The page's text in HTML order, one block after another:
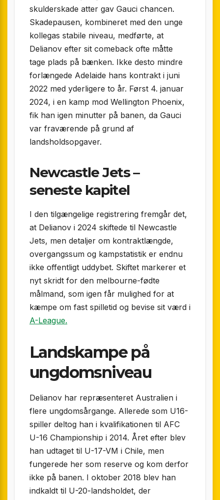
skulderskade atter gav Gauci chancen.
Skadepausen, kombineret med den unge
kollegas stabile niveau, medførte, at
Delianov efter sit comeback ofte måtte
tage plads på bænken. Ikke desto mindre
forlængede Adelaide hans kontrakt i juni
2022 med yderligere to år. Først 4. januar
2024, i en kamp mod Wellington Phoenix,
fik han igen minutter på banen, da Gauci
var fraværende på grund af
landsholdsopgaver.
Newcastle Jets –
seneste kapitel
I den tilgængelige registrering fremgår det,
at Delianov i 2024 skiftede til Newcastle
Jets, men detaljer om kontraktlængde,
over­gangs­sum og kamp­statistik er endnu
ikke offentligt uddybet. Skiftet markerer et
nyt skridt for den melbourne-fødte
målmand, som igen får mulighed for at
kæmpe om fast spilletid og bevise sit værd i
A-League.
Landskampe på
ungdomsniveau
Delianov har repræsenteret Australien i
flere ungdomsårgange. Allerede som U16-
spiller deltog han i kvalifikationen til AFC
U-16 Championship i 2014. Året efter blev
han udtaget til U-17-VM i Chile, men
fungerede her som reserve og kom derfor
ikke på banen. I oktober 2018 blev han
indkaldt til U-20-landsholdet, der